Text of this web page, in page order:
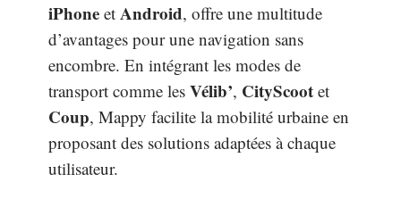
iPhone et Android, offre une multitude
d’avantages pour une navigation sans
encombre. En intégrant les modes de
transport comme les Vélib’, CityScoot et
Coup, Mappy facilite la mobilité urbaine en
proposant des solutions adaptées à chaque
utilisateur.